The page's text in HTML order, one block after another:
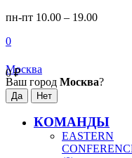
пн-пт 10.00 – 19.00
0
0₽
Москва
Ваш город Москва?
КОМАНДЫ
EASTERN